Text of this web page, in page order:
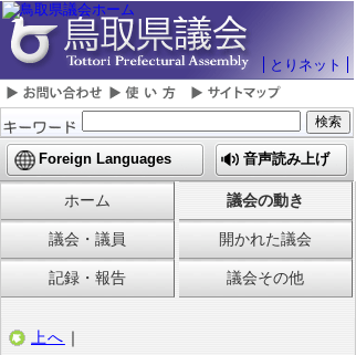
とりネット
Foreign Languages 音声読み上げ
ホーム 議会の動き
議会・議員 開かれた議会
記録・報告 議会その他
上へ ｜